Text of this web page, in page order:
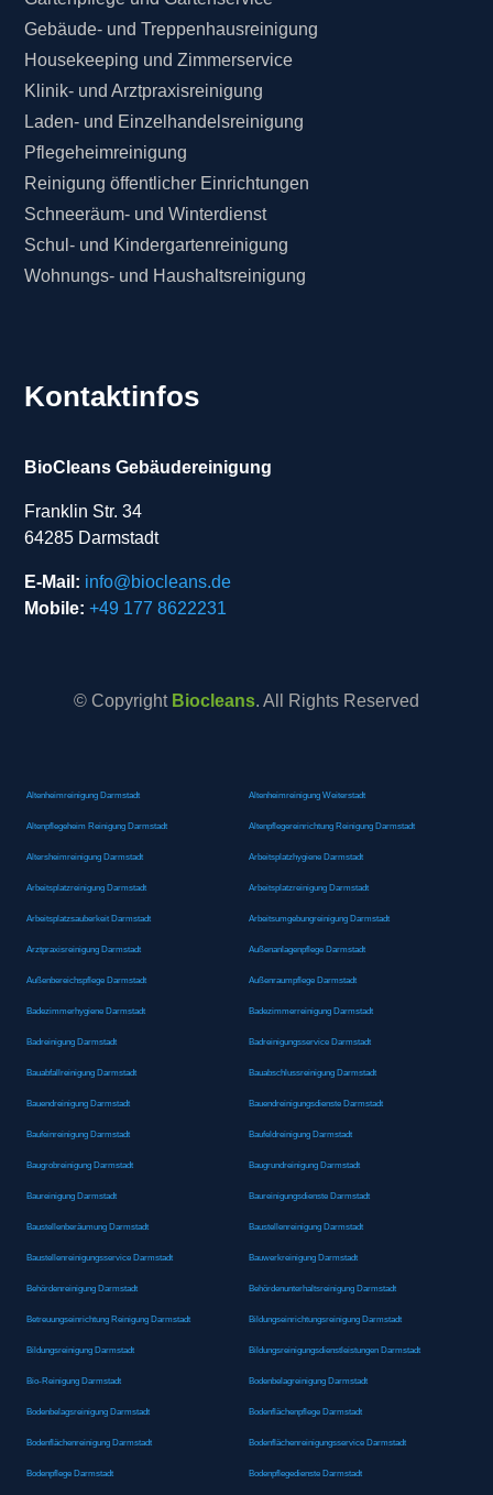
Gebäude- und Treppenhausreinigung
Housekeeping und Zimmerservice
Klinik- und Arztpraxisreinigung
Laden- und Einzelhandelsreinigung
Pflegeheimreinigung
Reinigung öffentlicher Einrichtungen
Schneeräum- und Winterdienst
Schul- und Kindergartenreinigung
Wohnungs- und Haushaltsreinigung
Kontaktinfos
BioCleans Gebäudereinigung
Franklin Str. 34
64285 Darmstadt
E-Mail: info@biocleans.de
Mobile: +49 177 8622231
© Copyright Biocleans. All Rights Reserved
Altenheimreinigung Darmstadt Altenheimreinigung Weiterstadt
Altenpflegeheim Reinigung Darmstadt Altenpflegereinrichtung Reinigung Darmstadt
Altersheimreinigung Darmstadt Arbeitsplatzhygiene Darmstadt
Arbeitsplatzreinigung Darmstadt Arbeitsplatzreinigung Darmstadt
Arbeitsplatzsauberkeit Darmstadt Arbeitsumgebungreinigung Darmstadt
Arztpraxisreinigung Darmstadt Außenanlagenpflege Darmstadt
Außenbereichspflege Darmstadt Außenraumpflege Darmstadt
Badezimmerhygiene Darmstadt Badezimmerreinigung Darmstadt
Badreinigung Darmstadt Badreinigungsservice Darmstadt
Bauabfallreinigung Darmstadt Bauabschlussreinigung Darmstadt
Bauendreinigung Darmstadt Bauendreinigungsdienste Darmstadt
Baufeinreinigung Darmstadt Baufeldreinigung Darmstadt
Baugrobreinigung Darmstadt Baugrundreinigung Darmstadt
Baureinigung Darmstadt Baureinigungsdienste Darmstadt
Baustellenberäumung Darmstadt Baustellenreinigung Darmstadt
Baustellenreinigungsservice Darmstadt Bauwerkreinigung Darmstadt
Behördenreinigung Darmstadt Behördenunterhaltsreinigung Darmstadt
Betreuungseinrichtung Reinigung Darmstadt Bildungseinrichtungsreinigung Darmstadt
Bildungsreinigung Darmstadt Bildungsreinigungsdienstleistungen Darmstadt
Bio-Reinigung Darmstadt Bodenbelagreinigung Darmstadt
Bodenbelagsreinigung Darmstadt Bodenflächenpflege Darmstadt
Bodenflächenreinigung Darmstadt Bodenflächenreinigungsservice Darmstadt
Bodenpflege Darmstadt Bodenpflegedienste Darmstadt